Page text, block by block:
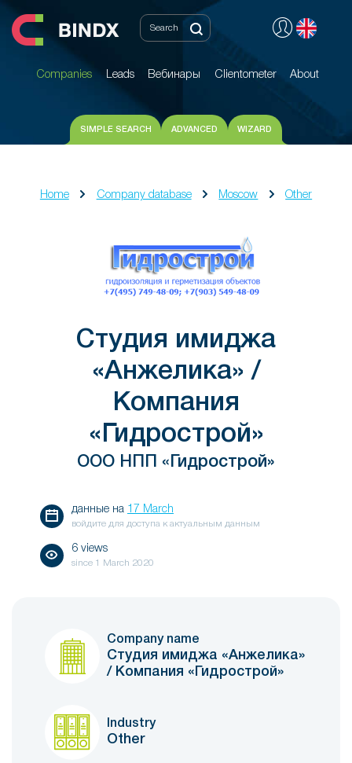
Companies Leads Вебинары Clientometer About
Companies Leads Вебинары Clientometer About
SIMPLE SEARCH ADVANCED WIZARD
Home Company database Moscow Other
Студия имиджа
«Анжелика» /
Компания
«Гидрострой»
ООО НПП «Гидрострой»
данные на 17 March
войдите для доступа к актуальным данным
6 views
since 1 March 2020
Company name
Студия имиджа «Анжелика»
/ Компания «Гидрострой»
Industry
Other